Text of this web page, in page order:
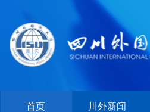
首页 川外新闻